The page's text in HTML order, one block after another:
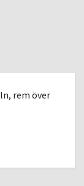
rem över